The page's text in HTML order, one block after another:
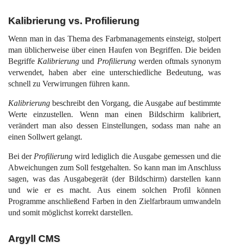
Kalibrierung vs. Profilierung
Wenn man in das Thema des Farbmanagements einsteigt, stolpert
man üblicherweise über einen Haufen von Begriffen. Die beiden
Begriffe Kalibrierung und Profilierungwerden oftmals synonym
verwendet, haben aber eine unterschiedliche Bedeutung, was
schnell zu Verwirrungen führen kann.
Kalibrierung beschreibt den Vorgang, die Ausgabe auf bestimmte
Werte einzustellen. Wenn man einen Bildschirm kalibriert,
verändert man also dessen Einstellungen, sodass man nahe an
einen Sollwert gelangt.
Bei der Profilierung wird lediglich die Ausgabe gemessen und die
Abweichungen zum Soll festgehalten. So kann man im Anschluss
sagen, was das Ausgabegerät (der Bildschirm) darstellen kann
und wie er es macht. Aus einem solchen Profil können
Programme anschließend Farben in den Zielfarbraum umwandeln
und somit möglichst korrekt darstellen.
Argyll CMS